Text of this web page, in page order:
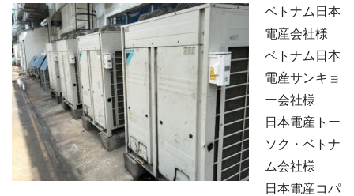
ベトナム日本
電産会社様
ベトナム日本
電産サンキョ
ー会社様
日本電産トー
ソク・ベトナ
ム会社様
日本電産コパ